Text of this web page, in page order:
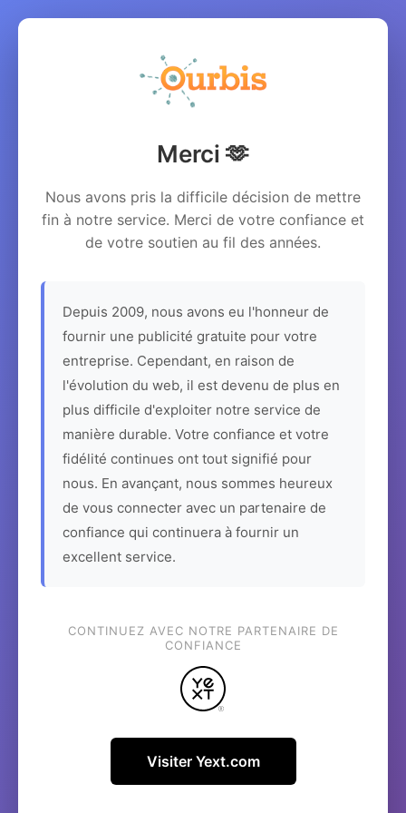
Merci 🫶
Nous avons pris la difficile décision de mettre
fin à notre service. Merci de votre confiance et
de votre soutien au fil des années.
Depuis 2009, nous avons eu l'honneur de
fournir une publicité gratuite pour votre
entreprise. Cependant, en raison de
l'évolution du web, il est devenu de plus en
plus difficile d'exploiter notre service de
manière durable. Votre confiance et votre
fidélité continues ont tout signifié pour
nous. En avançant, nous sommes heureux
de vous connecter avec un partenaire de
confiance qui continuera à fournir un
excellent service.
CONTINUEZ AVEC NOTRE PARTENAIRE DE
CONFIANCE
Visiter Yext.com